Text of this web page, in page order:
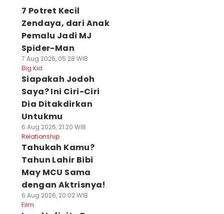
7 Potret Kecil
Zendaya, dari Anak
Pemalu Jadi MJ
Spider-Man
7 Aug 2026, 05:28 WIB
Big Kid
Siapakah Jodoh
Saya? Ini Ciri-Ciri
Dia Ditakdirkan
Untukmu
6 Aug 2026, 21:20 WIB
Relationship
Tahukah Kamu?
Tahun Lahir Bibi
May MCU Sama
dengan Aktrisnya!
6 Aug 2026, 20:02 WIB
Film